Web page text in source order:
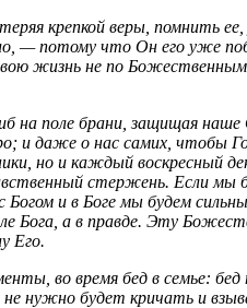
крепкой веры, помнить
потому что Он его уже
жизнь не по Божественным
на поле брани, защищая
даже о нас самих, чтобы
но и каждый
стержень. Если
Богом и в Боге мы будем
Бога, а в правде. Эту
Его.
во время бед в семье: бед
нужно будет кричать и